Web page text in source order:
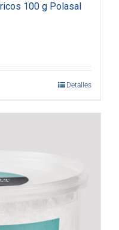
100 g Polasal
Detalles